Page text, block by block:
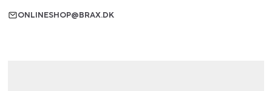
ONLINESHOP@BRAX.DK